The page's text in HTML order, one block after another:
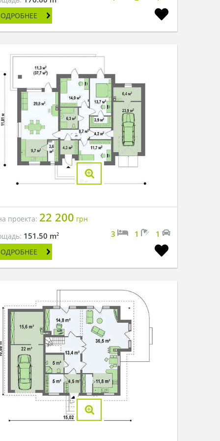
проекта: 22 200 грн
151.50 m2 3 1 1